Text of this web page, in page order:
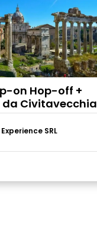
on Hop-off +
Civitavecchia
SRL